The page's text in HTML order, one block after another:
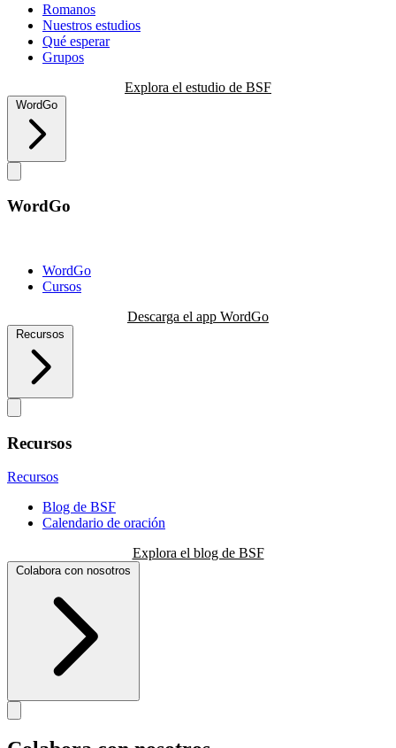
Romanos
Nuestros estudios
Qué esperar
Grupos
Explora el estudio de BSF
WordGo
WordGo
WordGo
Cursos
Descarga el app WordGo
Recursos
Recursos
Recursos
Blog de BSF
Calendario de oración
Explora el blog de BSF
Colabora con nosotros